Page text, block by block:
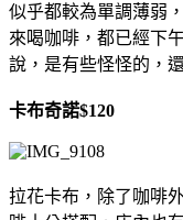
似乎都較為單調薄弱
來喝咖啡，都已經下
說，是有些怪怪的，
卡布奇諾$120
拉花卡布，除了咖啡